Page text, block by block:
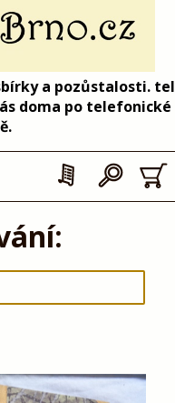
a pozůstalosti. tel
doma po telefonické